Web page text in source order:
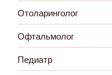
Отоларинголог
Офтальмолог
Педиатр